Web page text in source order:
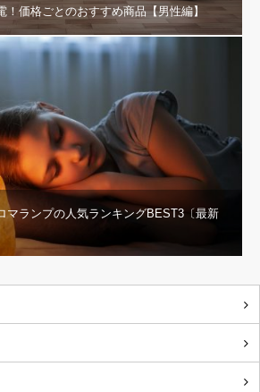
！価格ごとのおすすめ商品【男性編】
マランプの人気ランキングBEST3〔最新